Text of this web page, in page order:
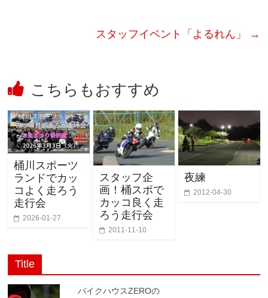
スタッフイベント「よるれん」 →
こちらもおすすめ
桶川スポーツ
ランドでカッ
コよく走ろう
走行会
2026-01-27
スタッフ企
画！桶スポで
カッコ良く走
ろう走行会
2011-11-10
夜練
2012-04-30
Title
バイクハウスZEROの